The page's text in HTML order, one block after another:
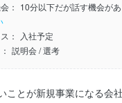
： 10分以下だが話す機会が
：
入社予定
説明会/ 選考
ことが新規事業になる会